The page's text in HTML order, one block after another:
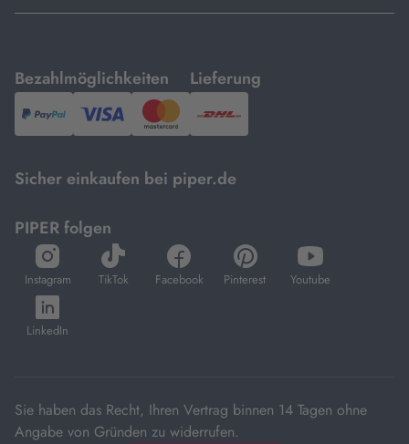
Bezahlmöglichkeiten
mit
PayPal,Visa
und
Lieferung
mit
DHL.
Sicher einkaufen bei piper.de
PIPER folgen
Instagram
öffnet
in
neuem
Tab
TikTok
öffnet
in
Facebook
öffnet
in
Pinterest
öffnet
in
Youtube
öffnet
in
LinkedIn
öffnet
in
Sie haben das Recht, Ihren Vertrag binnen 14 Tagen ohne
Angabe von Gründen zu widerrufen.